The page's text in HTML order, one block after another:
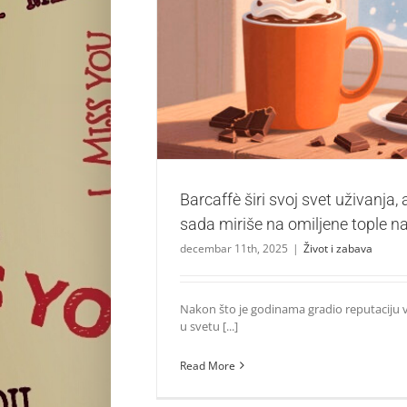
Barcaffè širi svoj svet uživanja, a
omiljene tople napitke!
Život i zabava
Barcaffè širi svoj svet uživanja,
sada miriše na omiljene tople
decembar 11th, 2025 | Život i zabava
Nakon što je godinama gradio reputaciju
u svetu [...]
Read More